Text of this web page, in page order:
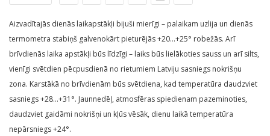
Aizvadītajās dienās laikapstākļi bijuši mierīgi – palaikam uzlija un dienās
termometra stabiņš galvenokārt pieturējās +20…+25° robežās. Arī
brīvdienās laika apstākļi būs līdzīgi – laiks būs lielākoties sauss un arī silts,
vienīgi svētdien pēcpusdienā no rietumiem Latviju sasniegs nokrišņu
zona. Karstākā no brīvdienām būs svētdiena, kad temperatūra daudzviet
sasniegs +28…+31°. Jaunnedēļ, atmosfēras spiedienam pazeminoties,
daudzviet gaidāmi nokrišņi un kļūs vēsāk, dienu laikā temperatūra
nepārsniegs +24°.